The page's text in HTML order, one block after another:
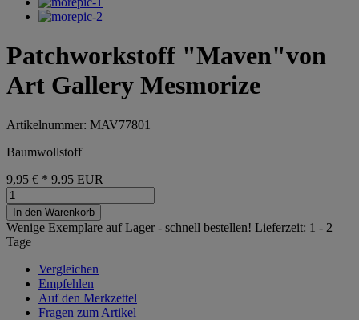
Patchworkstoff "Maven"von
Art Gallery Mesmorize
Artikelnummer: MAV77801
Baumwollstoff
9,95 € * 9.95 EUR
In den Warenkorb
Wenige Exemplare auf Lager - schnell bestellen! Lieferzeit: 1 - 2
Tage
Vergleichen
Empfehlen
Auf den Merkzettel
Fragen zum Artikel